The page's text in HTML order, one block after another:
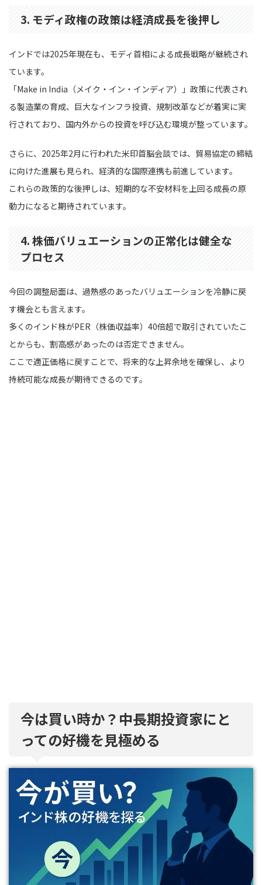
3. モディ政権の政策は経済成長を後押し
インドでは2025年現在も、モディ首相による成長戦略が継続され
ています。
「Make in India（メイク・イン・インディア）」政策に代表され
る製造業の育成、巨大なインフラ投資、規制改革などが着実に実
行されており、国内外からの投資を呼び込む環境が整っています。
さらに、2025年2月に行われた米印首脳会談では、貿易協定の締結
に向けた進展も見られ、経済的な国際連携も前進しています。
これらの政策的な後押しは、短期的な不安材料を上回る成長の原
動力になると期待されています。
4. 株価バリュエーションの正常化は健全な
プロセス
今回の調整局面は、過熱感のあったバリュエーションを冷静に戻
す機会とも言えます。
多くのインド株がPER（株価収益率）40倍超で取引されていたこ
とからも、割高感があったのは否定できません。
ここで適正価格に戻すことで、将来的な上昇余地を確保し、より
持続可能な成長が期待できるのです。
今は買い時か？中長期投資家にと
っての好機を見極める